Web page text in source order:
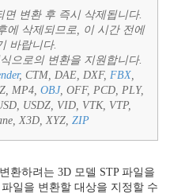
면 변환 후 즉시 삭제됩니다.
에 삭제되므로, 이 시간 전에
바랍니다.
으로의 변환을 지원합니다.
, CTM, DAE, DXF, FBX,
MP4, OBJ, OFF, PCD, PLY,
USDZ, VID, VTK, VTP,
X3D, XYZ, ZIP
환하려는 3D 모델 STP 파일을
일을 변환할 대상을 지정할 수